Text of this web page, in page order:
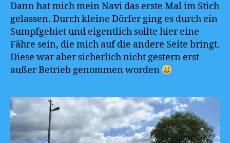
Dann hat mich mein Navi das erste Mal im Stich
gelassen. Durch kleine Dörfer ging es durch ein
Sumpfgebiet und eigentlich sollte hier eine
Fähre sein, die mich auf die andere Seite bringt.
Diese war aber sicherlich nicht gestern erst
außer Betrieb genommen worden